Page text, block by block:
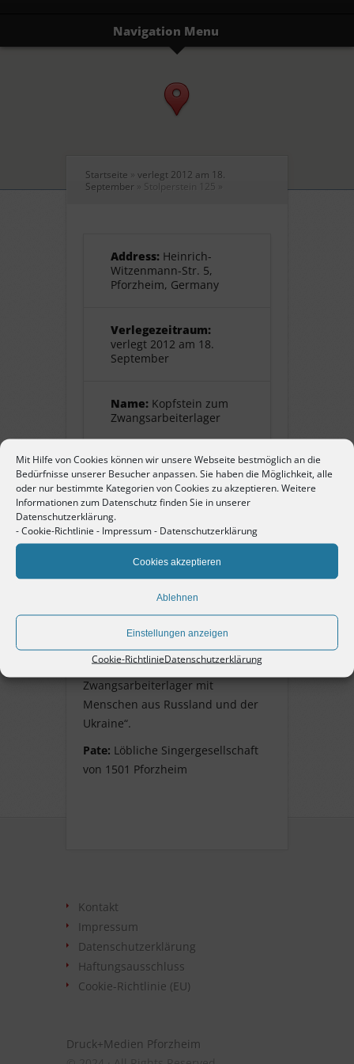
Mit Hilfe von Cookies können wir unsere Webseite bestmöglich an die
Bedürfnisse unserer Besucher anpassen. Sie haben die Möglichkeit, alle
oder nur bestimmte Kategorien von Cookies zu akzeptieren. Weitere
Informationen zum Datenschutz finden Sie in unserer
Datenschutzerklärung.
-Cookie-Richtlinie - Impressum- Datenschutzerklärung
Cookies akzeptieren
Ablehnen
Einstellungen anzeigen
Cookie-RichtlinieDatenschutzerklärung
Navigation Menu
Startseite » verlegt 2012 am 18.
September » Stolperstein 125 »
Address: Heinrich-
Witzenmann-Str. 5,
Pforzheim, Germany
Verlegezeitraum:
verlegt 2012 am 18.
September
Name: Kopfstein zum
Zwangsarbeiterlager
Pate:Löbliche
Singergesellschaft von
1501 Pforzheim
Kopfstein zum
Zwangsarbeiterlager
Zwangsarbeiterlager an dieser
Stelle. „Hier stand vom Herbst 1942
bis Frühjahr 1945 ein
Zwangsarbeiterlager mit
Menschen aus Russland und der
Ukraine“.
Pate: Löbliche Singergesellschaft
von 1501 Pforzheim
Kontakt
Impressum
Datenschutzerklärung
Haftungsausschluss
Cookie-Richtlinie (EU)
Druck+Medien Pforzheim